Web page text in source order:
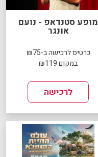
מופע סטנדאפ - נועם
אונגר
כרטיס לרכישה ב-₪75
במקום ₪119
לרכישה